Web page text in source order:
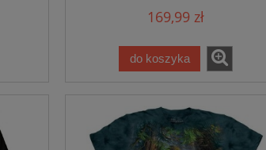
169,99 zł
do koszyka